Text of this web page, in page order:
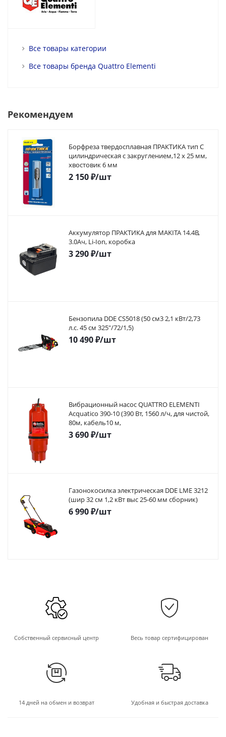
Все товары категории
Все товары бренда Quattro Elementi
Рекомендуем
Борфреза твердосплавная ПРАКТИКА тип C
цилиндрическая с закруглением,12 х 25 мм,
хвостовик 6 мм
2 150₽/шт
Аккумулятор ПРАКТИКА для MAKITA 14.4В,
3.0Ач, Li-Ion, коробка
3 290₽/шт
Бензопила DDE CS5018 (50 см3 2,1 кВт/2,73
л.с. 45 см 325"/72/1,5)
10 490₽/шт
Вибрационный насос QUATTRO ELEMENTI
Acquatico 390-10 (390 Вт, 1560 л/ч, для чистой,
80м, кабель10 м,
3 690₽/шт
Газонокосилка электрическая DDE LME 3212
(шир 32 см 1,2 кВт выс 25-60 мм сборник)
6 990₽/шт
Собственный сервисный центр Весь товар сертифицирован
14 дней на обмен и возврат Удобная и быстрая доставка